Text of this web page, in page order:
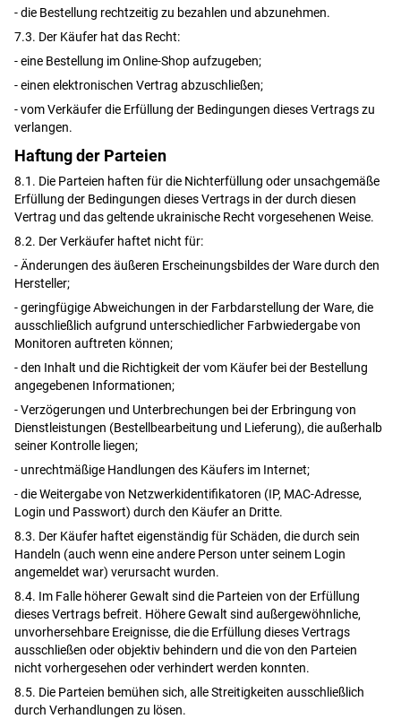
- die Bestellung rechtzeitig zu bezahlen und abzunehmen.
7.3. Der Käufer hat das Recht:
- eine Bestellung im Online-Shop aufzugeben;
- einen elektronischen Vertrag abzuschließen;
- vom Verkäufer die Erfüllung der Bedingungen dieses Vertrags zu
verlangen.
Haftung der Parteien
8.1. Die Parteien haften für die Nichterfüllung oder unsachgemäße
Erfüllung der Bedingungen dieses Vertrags in der durch diesen
Vertrag und das geltende ukrainische Recht vorgesehenen Weise.
8.2. Der Verkäufer haftet nicht für:
- Änderungen des äußeren Erscheinungsbildes der Ware durch den
Hersteller;
- geringfügige Abweichungen in der Farbdarstellung der Ware, die
ausschließlich aufgrund unterschiedlicher Farbwiedergabe von
Monitoren auftreten können;
- den Inhalt und die Richtigkeit der vom Käufer bei der Bestellung
angegebenen Informationen;
- Verzögerungen und Unterbrechungen bei der Erbringung von
Dienstleistungen (Bestellbearbeitung und Lieferung), die außerhalb
seiner Kontrolle liegen;
- unrechtmäßige Handlungen des Käufers im Internet;
- die Weitergabe von Netzwerkidentifikatoren (IP, MAC-Adresse,
Login und Passwort) durch den Käufer an Dritte.
8.3. Der Käufer haftet eigenständig für Schäden, die durch sein
Handeln (auch wenn eine andere Person unter seinem Login
angemeldet war) verursacht wurden.
8.4. Im Falle höherer Gewalt sind die Parteien von der Erfüllung
dieses Vertrags befreit. Höhere Gewalt sind außergewöhnliche,
unvorhersehbare Ereignisse, die die Erfüllung dieses Vertrags
ausschließen oder objektiv behindern und die von den Parteien
nicht vorhergesehen oder verhindert werden konnten.
8.5. Die Parteien bemühen sich, alle Streitigkeiten ausschließlich
durch Verhandlungen zu lösen.